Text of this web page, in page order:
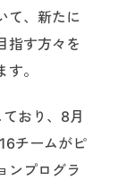
て、新たに
指す方々を
。
おり、8月
チームがピ
ンプログラ